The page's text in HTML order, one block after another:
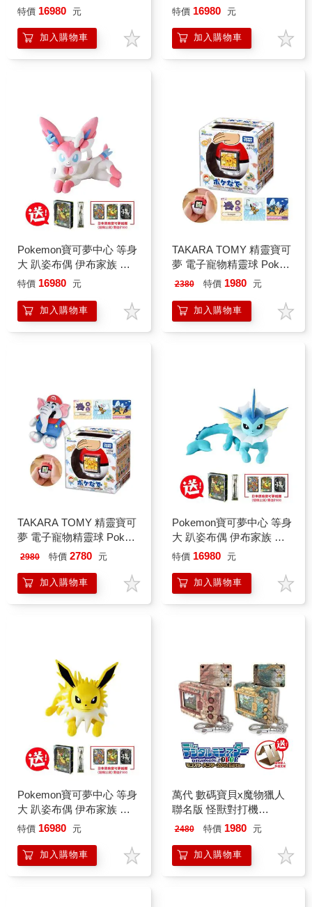
偶 娃娃（冰伊布）
特價 16980 元
加入購物車
偶 娃娃（葉伊布）
特價 16980 元
加入購物車
Pokemon寶可夢中心 等身
大 趴姿布偶 伊布家族 玩
偶 娃娃（仙子伊布）
特價 16980 元
加入購物車
TAKARA TOMY 精靈寶可
夢 電子寵物精靈球 Poke
Nade 撫摸養成 日本進口
2380 特價 1980 元
加入購物車
TAKARA TOMY 精靈寶可
夢 電子寵物精靈球 Poke
Nade 撫摸養成 日本進口
娃）
2980 特價 2780 元
加入購物車
Pokemon寶可夢中心 等身
大 趴姿布偶 伊布家族 玩
偶 娃娃（水伊布）
特價 16980 元
加入購物車
Pokemon寶可夢中心 等身
大 趴姿布偶 伊布家族 玩
偶 娃娃（雷伊布）
特價 16980 元
加入購物車
萬代 數碼寶貝x魔物獵人
聯名版 怪獸對打機
COLOR 魔物獵人 20th
配色）代理版
2480 特價 1980 元
加入購物車